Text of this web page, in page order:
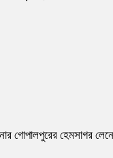
গোপালপুরের হেমসাগর লেনে